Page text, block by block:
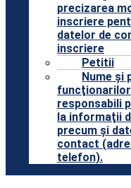
precizarea
inscriere
datelor de
inscriere
Petitii
Nume şi
responsabili
la informaţii
precum şi
contact
telefon).